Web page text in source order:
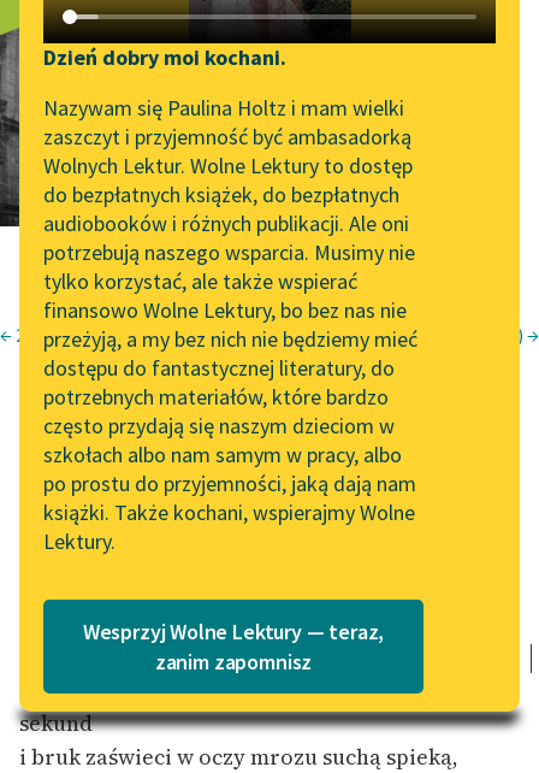
Katalog DAISY
Podkasty o książkach
Zgłoś brak utworu
Aktualności
„Prokurator Alicja Horn”
do słuchania
Byliśmy częścią AI Impact
Lab
Zapraszamy na spotkanie
online z tłumaczkami
literatury skandynawskiej
Spotkanie z Katarzyną
Tunkiel w Oslo
102. lata temu zmarł
Joseph Conrad
Lektury szkolne i klasyka
literatury do słuchania dla
uczennic i uczniów z
niepełnosprawnościami
Narzędzia
Mapa Wolnych Lektur
Leśmianator
Przewodnik dla piszących i
czytających
API
OAI-PMH
Widget Wolnych Lektur
Przypisy
Katalog w formacie PDF
Dzień dobry moi kochani.
Nazywam się Paulina Holtz i mam wielki
zaszczyt i przyjemność być ambasadorką
Wolnych Lektur. Wolne Lektury to dostęp
do bezpłatnych książek, do bezpłatnych
audiobooków i różnych publikacji. Ale oni
potrzebują naszego wsparcia. Musimy nie
tylko korzystać, ale także wspierać
finansowo Wolne Lektury, bo bez nas nie
przeżyją, a my bez nich nie będziemy mieć
dostępu do fantastycznej literatury, do
potrzebnych materiałów, które bardzo
często przydają się naszym dzieciom w
szkołach albo nam samym w pracy, albo
po prostu do przyjemności, jaką dają nam
książki. Także kochani, wspierajmy Wolne
Lektury.
Wesprzyj Wolne Lektury — teraz,
zanim zapomnisz
*** (Nie płacz...) →
← 24 XII Krzysztof Kamil Baczyński
Juwenilia II
Ucieczka
Pustym pociągiem wyjadę z głuchego
przedmieścia,
szczekotem kół rozpryśnie w hali odbieg
sekund
i bruk zaświeci w oczy mrozu suchą spieką,